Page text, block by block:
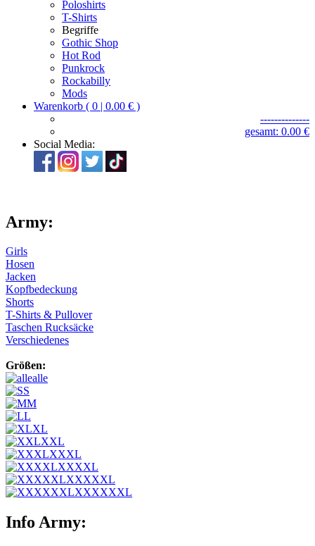
Poloshirts
T-Shirts
Begriffe
Gothic Shop
Hot Rod
Punkrock
Rockabilly
Mods
Warenkorb ( 0 | 0.00 € )
--------------
gesamt: 0.00 €
Social Media:
Army:
Girls
Hosen
Jacken
Kopfbedeckung
Shorts
T-Shirts & Pullover
Taschen Rucksäcke
Verschiedenes
Größen:
alle
S
M
L
XL
XXL
XXXL
XXXXL
XXXXXL
XXXXXXL
Info Army: